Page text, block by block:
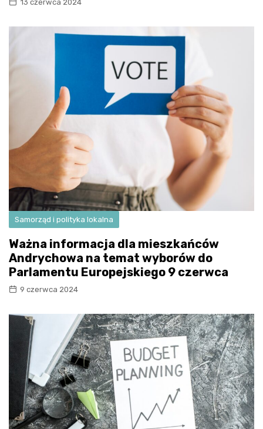
13 czerwca 2024
Samorząd i polityka lokalna
Ważna informacja dla mieszkańców
Andrychowa na temat wyborów do
Parlamentu Europejskiego 9 czerwca
9 czerwca 2024